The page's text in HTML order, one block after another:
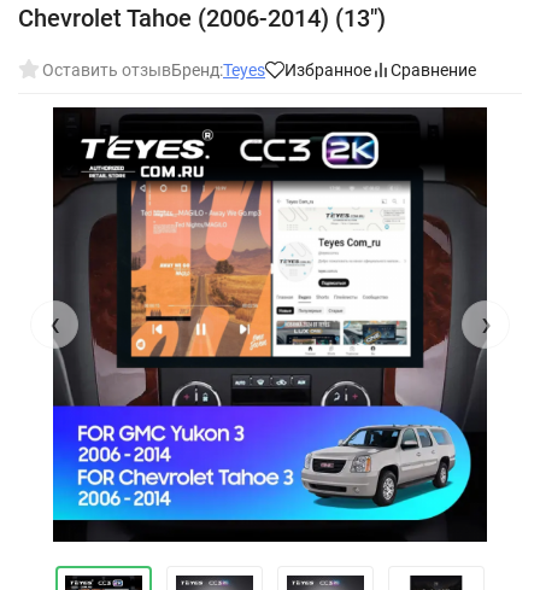
Chevrolet Tahoe (2006-2014) (13")
Оставить отзывБренд:Teyes Избранное Сравнение
‹ ›